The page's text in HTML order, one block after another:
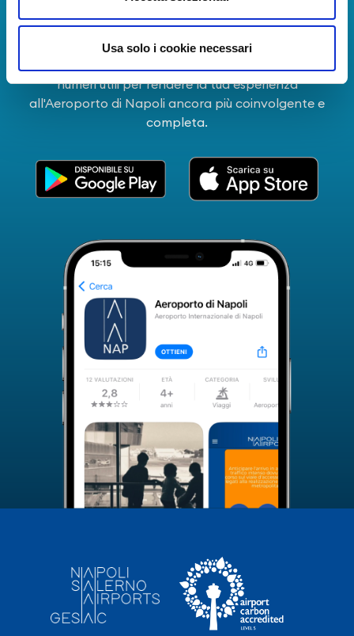
Usa solo i cookie necessari
La Guida dei Servizi dell'Aeroporto Internazionale di
Napoli!
numeri utili per rendere la tua esperienza
all'Aeroporto di Napoli ancora più coinvolgente e
completa.